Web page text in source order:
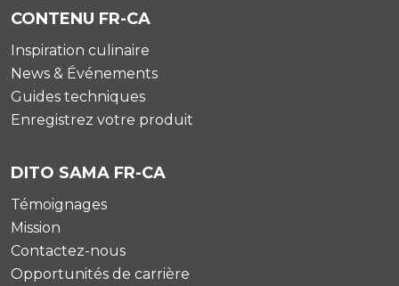
CONTENU FR-CA
Inspiration culinaire
News & Événements
Guides techniques
Enregistrez votre produit
DITO SAMA FR-CA
Témoignages
Mission
Contactez-nous
Opportunités de carrière